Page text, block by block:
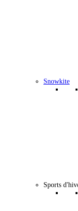
Snowkite
Sports